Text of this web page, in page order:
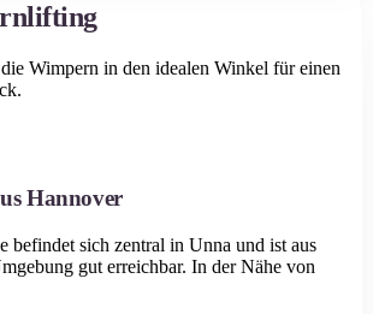
Wimpern in den idealen Winkel für einen
Hannover
befindet sich zentral in Unna und ist aus
gut erreichbar. In der Nähe von